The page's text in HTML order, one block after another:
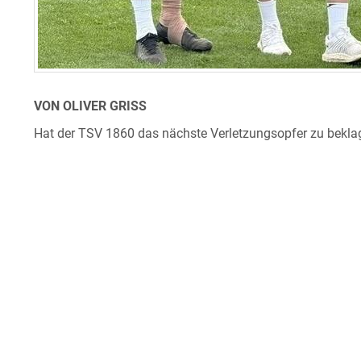
VON OLIVER GRISS
Hat der TSV 1860 das nächste Verletzungsopfer zu